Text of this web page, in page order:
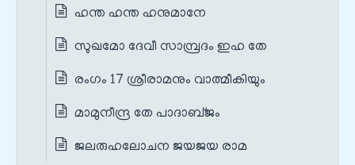
ഹന്ത ഹന്ത ഹനുമാനേ
സുഖമോ ദേവീ സാമ്പ്രദം ഇഹ തേ
രംഗം 17 ശ്രീരാമനും വാത്മീകിയും
മാമുനീന്ദ്ര തേ പാദാബ്ജം
ജലരുഹലോചന ജയജയ രാമ